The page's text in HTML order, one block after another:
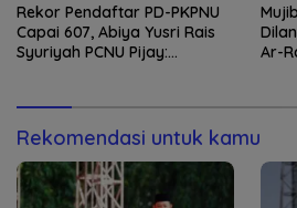
Rekor Pendaftar PD-PKPNU
Capai 607, Abiya Yusri Rais
Syuriyah PCNU Pijay:
Ar-
Rekomendasi untuk kamu